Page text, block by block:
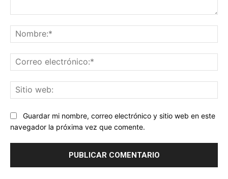
Guardar mi nombre, correo electrónico y sitio web en este
navegador la próxima vez que comente.